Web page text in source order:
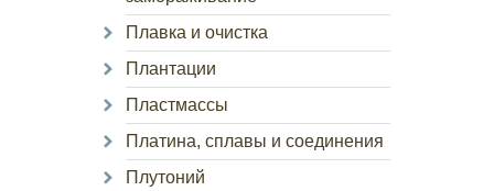
Плавка и очистка
Плантации
Пластмассы
Платина, сплавы и соединения
Плутоний